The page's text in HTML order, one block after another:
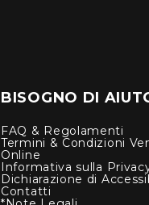
BISOGNO DI
FAQ & Regolamenti
Termini & Condizioni
Online
Informativa sulla
Dichiarazione di
Contatti